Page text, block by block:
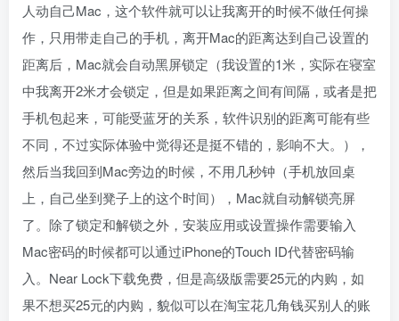
人动自己Mac，这个软件就可以让我离开的时候不做任何操
作，只用带走自己的手机，离开Mac的距离达到自己设置的
距离后，Mac就会自动黑屏锁定（我设置的1米，实际在寝室
中我离开2米才会锁定，但是如果距离之间有间隔，或者是把
手机包起来，可能受蓝牙的关系，软件识别的距离可能有些
不同，不过实际体验中觉得还是挺不错的，影响不大。），
然后当我回到Mac旁边的时候，不用几秒钟（手机放回桌
上，自己坐到凳子上的这个时间），Mac就自动解锁亮屏
了。除了锁定和解锁之外，安装应用或设置操作需要输入
Mac密码的时候都可以通过iPhone的Touch ID代替密码输
入。Near Lock下载免费，但是高级版需要25元的内购，如
果不想买25元的内购，貌似可以在淘宝花几角钱买别人的账